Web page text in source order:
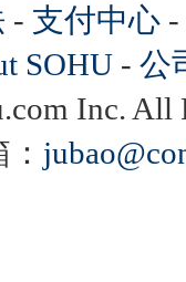
- 支付中心 -
SOHU - 公
Inc.